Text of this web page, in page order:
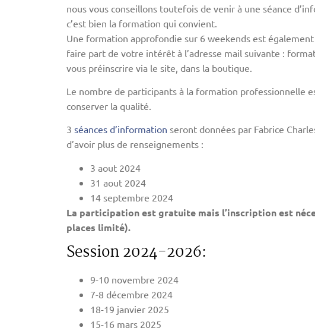
nous vous conseillons toutefois de venir à une séance
c’est bien la formation qui convient.
Une formation approfondie sur 6 weekends est également
faire part de votre intérêt à l’adresse mail suivante :
vous préinscrire via le site, dans la boutique.
Le nombre de participants à la formation professionnelle
conserver la qualité.
3 séances d’information seront données par Fabrice
d’avoir plus de renseignements :
3 aout 2024
31 aout 2024
14 septembre 2024
La participation est gratuite mais l’inscription est
places limité).
Session 2024-2026:
9-10 novembre 2024
7-8 décembre 2024
18-19 janvier 2025
15-16 mars 2025